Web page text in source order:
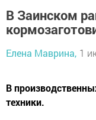
В Заинском
Елена Маврина, 1
В
техники.